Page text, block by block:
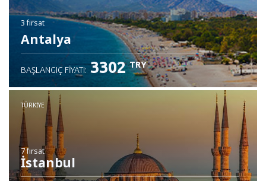
3 fırsat
Antalya
BAŞLANGIÇ FIYATI: 3302 TRY
TÜRKIYE
7 fırsat
İstanbul